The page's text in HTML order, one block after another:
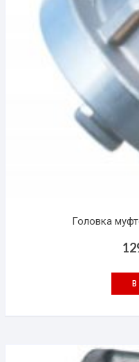
Головка